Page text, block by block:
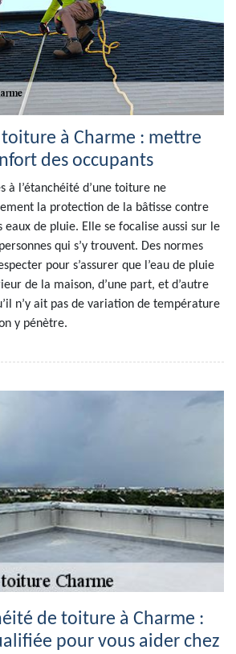
à Charme : mettre
des occupants
à l’étanchéité d’une toiture ne
la protection de la bâtisse contre
eaux de pluie. Elle se focalise aussi sur le
qui s’y trouvent. Des normes
pour s’assurer que l’eau de pluie
de la maison, d’une part, et d’autre
n’y ait pas de variation de température
y pénètre.
de toiture à Charme :
pour vous aider chez